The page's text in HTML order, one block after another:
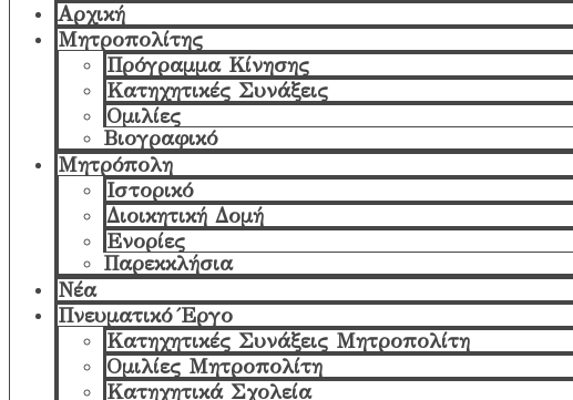
Αρχική
Μητροπολίτης
Πρόγραμμα Κίνησης
Κατηχητικές Συνάξεις
Ομιλίες
Βιογραφικό
Μητρόπολη
Ιστορικό
Διοικητική Δομή
Ενορίες
Παρεκκλήσια
Νέα
Πνευματικό Έργο
Κατηχητικές Συνάξεις Μητροπολίτη
Ομιλίες Μητροπολίτη
Κατηχητικά Σχολεία